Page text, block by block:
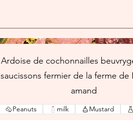
Ardoise de cochonnailles
saucissons fermier de la ferme de
amand
Peanuts milk Mustard